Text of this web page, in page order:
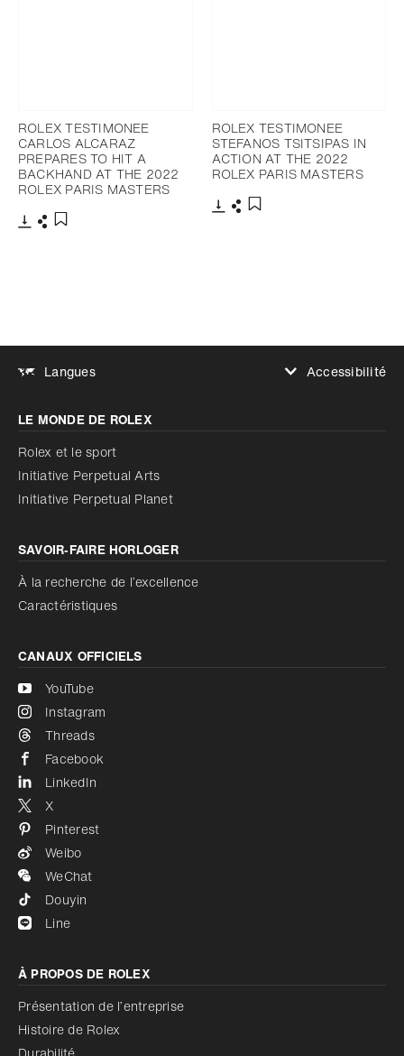
ROLEX TESTIMONEE
CARLOS ALCARAZ
PREPARES TO HIT A
BACKHAND AT THE 2022
ROLEX PARIS MASTERS
ROLEX TESTIMONEE
STEFANOS TSITSIPAS IN
ACTION AT THE 2022
ROLEX PARIS MASTERS
Langues
Accessibilité
Augmenter le contraste
Désactivé
Réduire les animations
Réduire les animations
Désactivé
LE MONDE DE ROLEX
Rolex et le sport
Initiative Perpetual Arts
Initiative Perpetual Planet
SAVOIR‑FAIRE HORLOGER
À la recherche de l’excellence
Caractéristiques
CANAUX OFFICIELS
YouTube
Instagram
Threads
Facebook
LinkedIn
X
Pinterest
Weibo
WeChat
Douyin
Line
À PROPOS DE ROLEX
Présentation de l’entreprise
Histoire de Rolex